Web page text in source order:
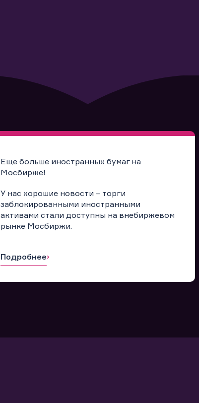
Еще больше иностранных бумаг на
Мосбирже!
У нас хорошие новости – торги
заблокированными иностранными
активами стали доступны на внебиржевом
рынке Мосбиржи.
Подробнее